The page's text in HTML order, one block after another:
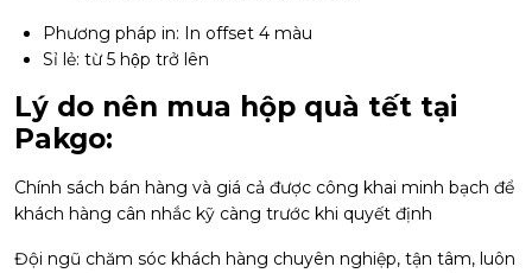
Phương pháp in: In offset 4 màu
Sỉ lẻ: từ 5 hộp trở lên
Lý do nên mua hộp quà tết tại
Pakgo:
Chính sách bán hàng và giá cả được công khai minh bạch để
khách hàng cân nhắc kỹ càng trước khi quyết định
Đội ngũ chăm sóc khách hàng chuyên nghiệp, tận tâm, luôn